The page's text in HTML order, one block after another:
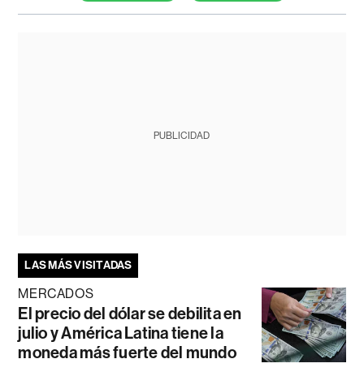
PUBLICIDAD
LAS MÁS VISITADAS
MERCADOS
El precio del dólar se debilita en
julio y América Latina tiene la
moneda más fuerte del mundo